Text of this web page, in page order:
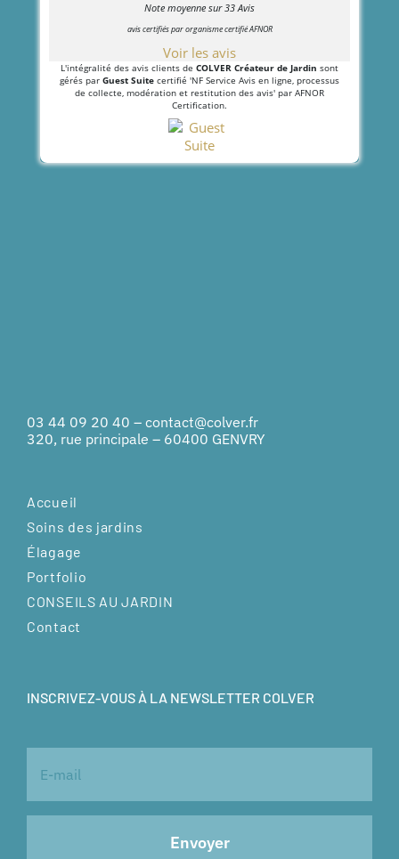
Note moyenne sur33Avis
avis certifiés par organisme certifié AFNOR
Voir les avis
L'intégralité des avis clients de COLVER Créateur de Jardin sont
gérés par Guest Suite certifié 'NF Service Avis en ligne, processus
de collecte, modération et restitution des avis' par AFNOR
Certification.
03 44 09 20 40 – contact@colver.fr
320, rue principale – 60400 GENVRY
Accueil
Soins des jardins
Élagage
Portfolio
CONSEILS AU JARDIN
Contact
INSCRIVEZ-VOUS À LA NEWSLETTER COLVER